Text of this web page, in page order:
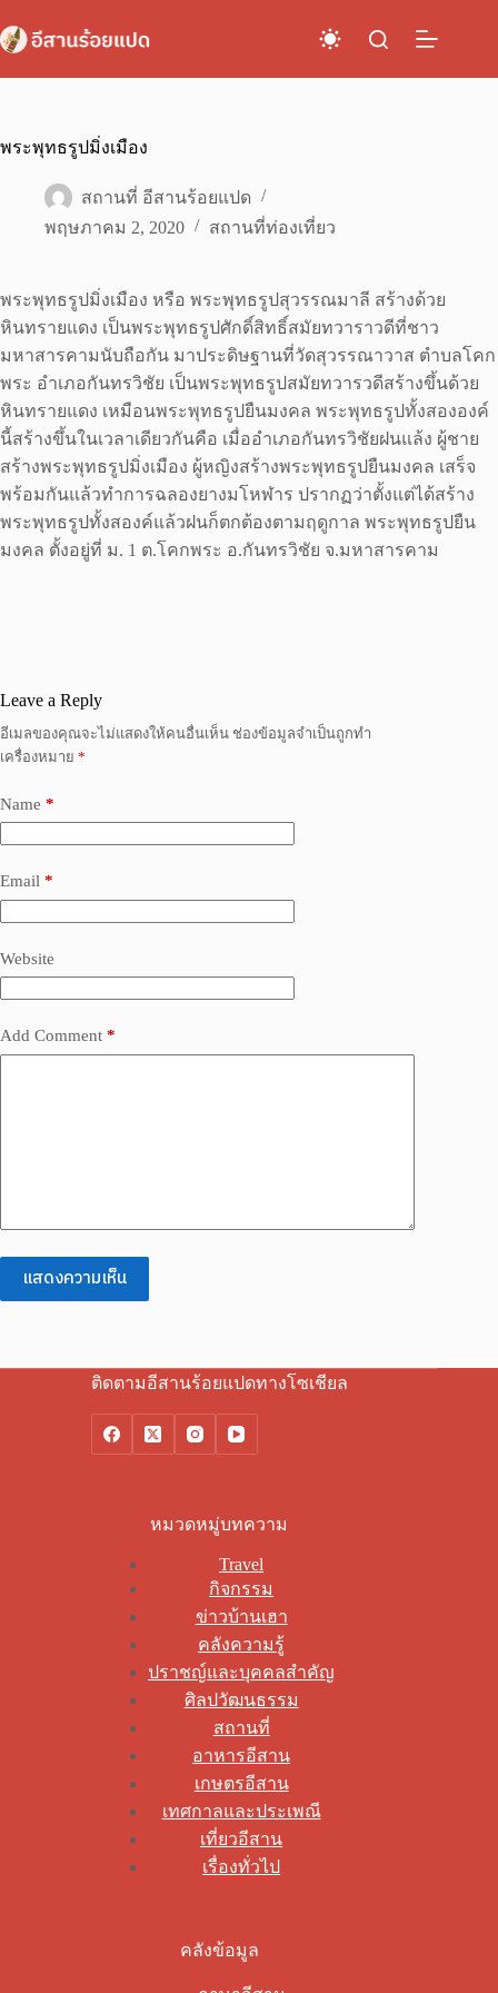
to
content
พระพุทธรูปมิ่งเมือง
สถานที่ อีสานร้อยแปด
พฤษภาคม 2, 2020
สถานที่ท่องเที่ยว
พระพุทธรูปมิ่งเมือง หรือ พระพุทธรูปสุวรรณมาลี สร้างด้วย
หินทรายแดง เป็นพระพุทธรูปศักดิ์สิทธิ์สมัยทวาราวดีที่ชาว
มหาสารคามนับถือกัน มาประดิษฐานที่วัดสุวรรณาวาส ตำบลโคก
พระ อำเภอกันทรวิชัย เป็นพระพุทธรูปสมัยทวารวดีสร้างขึ้นด้วย
หินทรายแดง เหมือนพระพุทธรูปยืนมงคล พระพุทธรูปทั้งสององค์
นี้สร้างขึ้นในเวลาเดียวกันคือ เมื่ออำเภอกันทรวิชัยฝนแล้ง ผู้ชาย
สร้างพระพุทธรูปมิ่งเมือง ผู้หญิงสร้างพระพุทธรูปยืนมงคล เสร็จ
พร้อมกันแล้วทำการฉลองยางมโหฬาร ปรากฏว่าตั้งแต่ได้สร้าง
พระพุทธรูปทั้งสองค์แล้วฝนก็ตกต้องตามฤดูกาล พระพุทธรูปยืน
มงคล ตั้งอยู่ที่ ม. 1 ต.โคกพระ อ.กันทรวิชัย จ.มหาสารคาม
Leave a Reply
อีเมลของคุณจะไม่แสดงให้คนอื่นเห็น ช่องข้อมูลจำเป็นถูกทำ
เครื่องหมาย *
Name *
Email *
Website
Add Comment *
แสดงความเห็น
ติดตามอีสานร้อยแปดทางโซเชียล
หมวดหมู่บทความ
Travel
กิจกรรม
ข่าวบ้านเฮา
คลังความรู้
ปราชญ์และบุคคลสำคัญ
ศิลปวัฒนธรรม
สถานที่
อาหารอีสาน
เกษตรอีสาน
เทศกาลและประเพณี
เที่ยวอีสาน
เรื่องทั่วไป
คลังข้อมูล